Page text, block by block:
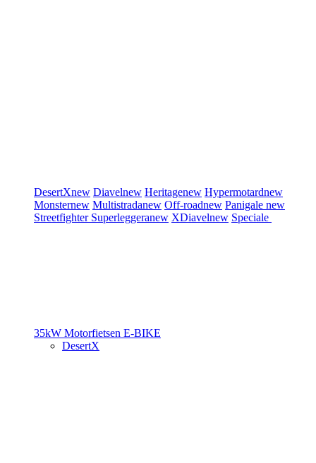
DesertXnew Diavelnew Heritagenew Hypermotardnew
Monsternew Multistradanew Off-roadnew Panigale new
Streetfighter Superleggeranew XDiavelnew Speciale
35kW Motorfietsen E-BIKE
DesertX